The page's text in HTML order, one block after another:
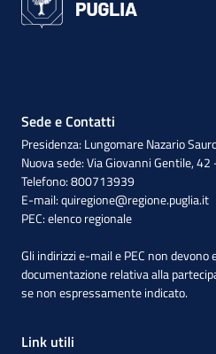
Sede e Contatti
Presidenza: Lungomare Nazario
Nuova sede: Via Giovanni Gentile,
Telefono: 800713939
E-mail:quiregione@regione.puglia.it
PEC:elenco regionale
Gli indirizzi e-mail e PEC non
documentazione relativa alla
se non espressamente indicato.
Link utili